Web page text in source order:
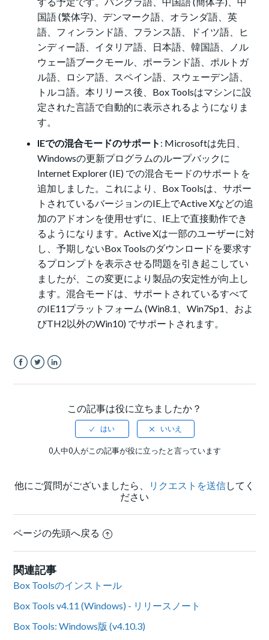
国語 (繁体字)、デンマーク語、オランダ語、英
語、フィンランド語、フランス語、ドイツ語、ヒ
ンディー語、イタリア語、日本語、韓国語、ノル
ウェー語ブークモール、ポーランド語、ポルトガ
ル語、ロシア語、スペイン語、スウェーデン語、
トルコ語。本リリース後、Box Toolsはマシンに設
定された言語で自動的に表示されるようになりま
す。
IEでの混合モードのサポート : Microsoftは先日、
Windowsの更新プログラムのループバックに
Internet Explorer (IE) での混合モードのサポートを
追加しました。これにより、Box Toolsは、サポー
トされているバージョンのIE上でActive Xなどの追
加のアドオンを使用せずに、IE上で直接動作でき
るようになります。Active Xは一部のユーザーに対
し、予期しないBox Toolsのダウンロードを要求す
るプロンプトを表示させる問題を引き起こしてい
ましたが、この変更により製品の安定性が向上し
ます。混合モードは、サポートされているすべて
のIE11プラットフォーム (Win8.1、Win7Sp1、およ
びTH2以外のWin10) でサポートされます。
この記事は役に立ちましたか？
0人中0人がこの記事が役に立ったと言っています
他にご質問がございましたら、 リクエストを送信してく
ださい
ページの先頭へ戻る
関連記事
Box Toolsのインストール
Box Tools v4.11 (Windows) - リリースノート
Box Tools: Windows版 (v4.10.3)